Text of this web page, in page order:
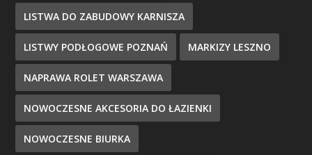
LISTWA DO ZABUDOWY KARNISZA
LISTWY PODŁOGOWE POZNAŃ MARKIZY LESZNO
NAPRAWA ROLET WARSZAWA
NOWOCZESNE AKCESORIA DO ŁAZIENKI
NOWOCZESNE BIURKA